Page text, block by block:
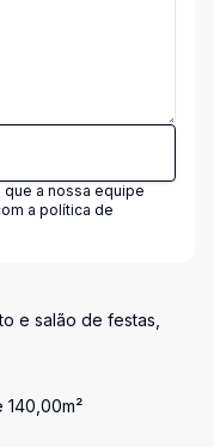
a nossa equipe
a política de
e salão de festas,